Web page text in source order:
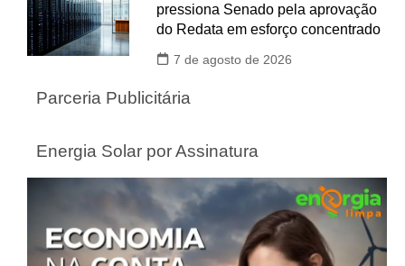
pressiona Senado pela aprovação
do Redata em esforço concentrado
7 de agosto de 2026
Parceria Publicitária
Energia Solar por Assinatura